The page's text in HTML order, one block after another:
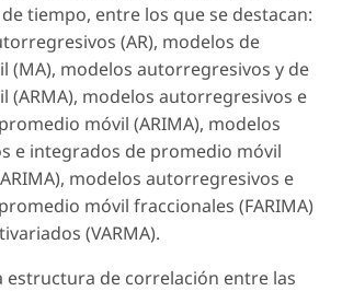
tiempo, entre los que se destacan:
(AR), modelos de
(MA), modelos autorregresivos y de
(ARMA), modelos autorregresivos e
móvil (ARIMA), modelos
e integrados de promedio móvil
modelos autorregresivos e
móvil fraccionales (FARIMA)
(VARMA).
estructura de correlación entre las